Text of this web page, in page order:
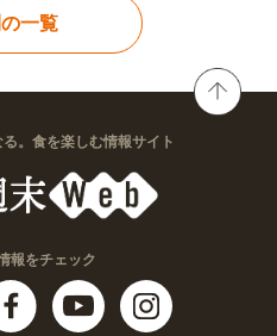
一覧
。食を楽しむ情報サイト
報をチェック